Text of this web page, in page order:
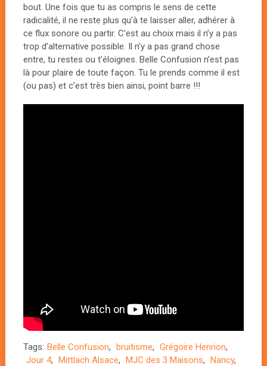
bout. Une fois que tu as compris le sens de cette
radicalité, il ne reste plus qu’à te laisser aller, adhérer à
ce flux sonore ou partir. C’est au choix mais il n’y a pas
trop d’alternative possible. Il n’y a pas grand chose
entre, tu restes ou t’éloignes. Belle Confusion n’est pas
là pour plaire de toute façon. Tu le prends comme il est
(ou pas) et c’est très bien ainsi, point barre !!!
Tags: Belle Confusion, bruitisme, Grégoire Henrion,
Jour 4, Mittlach Alsace, MJC des 3 Maisons, Nancy,